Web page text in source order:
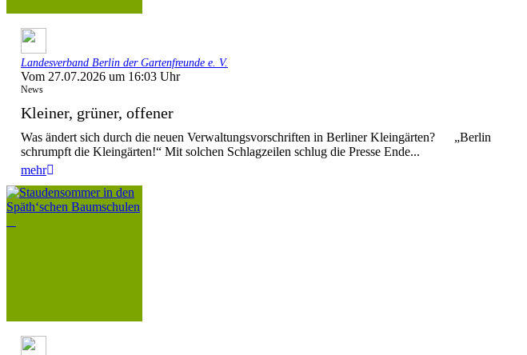
Landesverband Berlin der Gartenfreunde e. V.
Vom 27.07.2026 um 16:03 Uhr
News
Kleiner, grüner, offener
Was ändert sich durch die neuen Verwaltungsvorschriften in Berliner Kleingärten? „Berlin
schrumpft die Kleingärten!“ Mit solchen Schlagzeilen schlug die Presse Ende...
mehr